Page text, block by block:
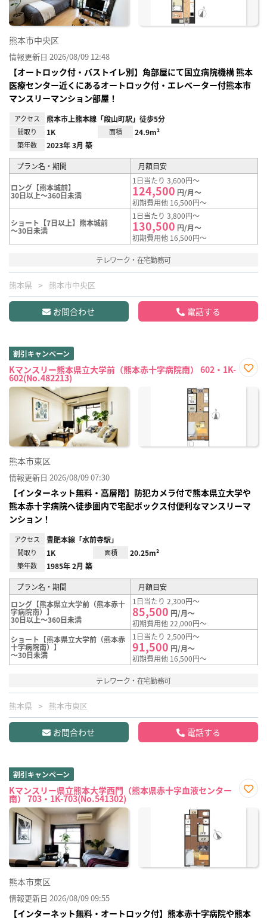
熊本市中央区
情報更新日 2026/08/09 12:48
【オートロック付・バストイレ別】角部屋にて国立病院機構 熊本
医療センター近くにあるオートロック付・エレベーター付熊本市
マンスリーマンション部屋！
アクセス 熊本市上熊本線「段山町駅」徒歩5分
間取り 1K 面積 24.9m²
築年数 2023年 3月 築
プラン名・期間 月額目安
ロング【熊本城前】
30日以上～360日未満
1日当たり 3,600円～
124,500 円/月～
初期費用他 16,500円～
ショート【7日以上】熊本城前
～30日未満
1日当たり 3,800円～
130,500 円/月～
初期費用他 16,500円～
テレワーク・在宅勤務可
熊本県 熊本市中央区
お問合わせ 電話する
割引キャンペーン
Kマンスリー熊本県立大学前（熊本赤十字病院南） 602・1K-
602(No.482213)
に入
熊本市東区
情報更新日 2026/08/09 07:30
【インターネット無料・高層階】防犯カメラ付で熊本県立大学や
熊本赤十字病院へ徒歩圏内で宅配ボックス付便利なマンスリーマ
ンション！
アクセス 豊肥本線「水前寺駅」
間取り 1K 面積 20.25m²
築年数 1985年 2月 築
プラン名・期間
月額目安
ロング【熊本県立大学前（熊本赤十
字病院南）】
30日以上～360日未満
1日当たり 2,300円～
85,500 円/月～
初期費用他 22,000円～
ショート【熊本県立大学前（熊本赤
十字病院南）】
～30日未満
1日当たり 2,500円～
91,500 円/月～
初期費用他 16,500円～
テレワーク・在宅勤務可
熊本県 熊本市東区
お問合わせ 電話する
割引キャンペーン
Kマンスリー県立熊本大学西門（熊本県赤十字血液センター
南） 703・1K-703(No.541302)
に入
熊本市東区
情報更新日 2026/08/09 09:55
【インターネット無料・オートロック付】熊本赤十字病院や熊本